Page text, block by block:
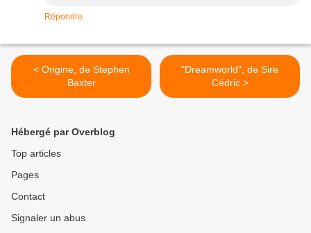
Répondre
< Origine, de Stephen
Baxter
"Dreamworld", de Sire
Cédric >
Hébergé par Overblog
Top articles
Pages
Contact
Signaler un abus